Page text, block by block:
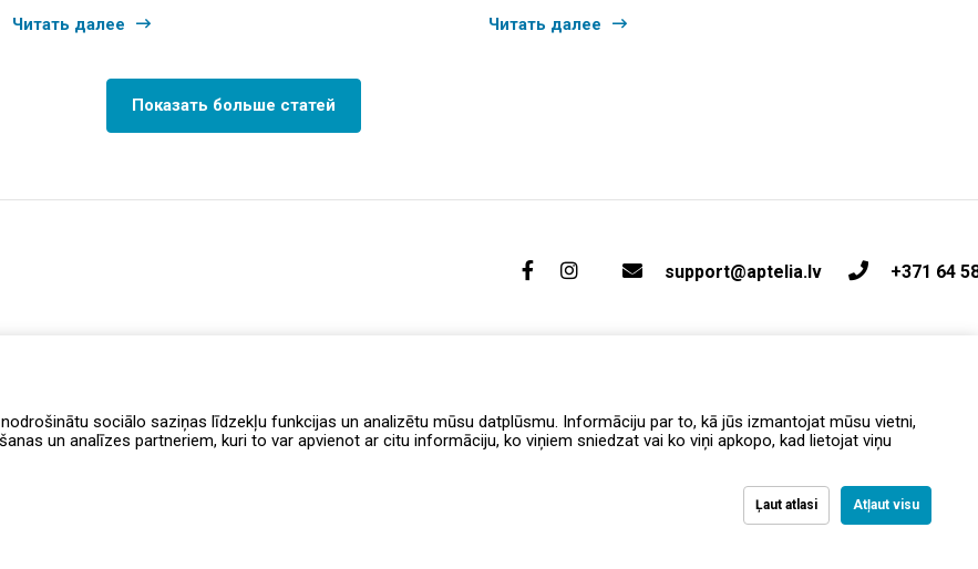
sociālo saziņas līdzekļu funkcijas un analizētu mūsu datplūsmu. Informāciju par to, kā jūs izmantojat mūsu vietni,
un analīzes partneriem, kuri to var apvienot ar citu informāciju, ko viņiem sniedzat vai ko viņi apkopo, kad lietojat viņu
Ļaut atlasi Atļaut visu
Читать далее Читать далее
Показать больше статей
support@aptelia.lv +371 64